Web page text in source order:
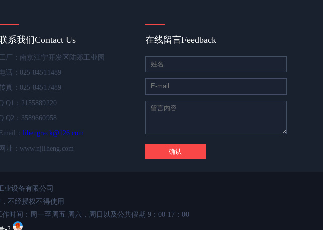
系我们Contact Us
厂：南京江宁开发区陆郎工业园
话：025-84511489
真：025-84517489
Q1：2155889220
Q2：3589660958
Email： lihengrack@126.com
网址：www.njliheng.com
在线留言Feedback
设备有限公司
不经授权不得使用
时间：周一至周五 周六，周日以及公共假期 9：00-17：00